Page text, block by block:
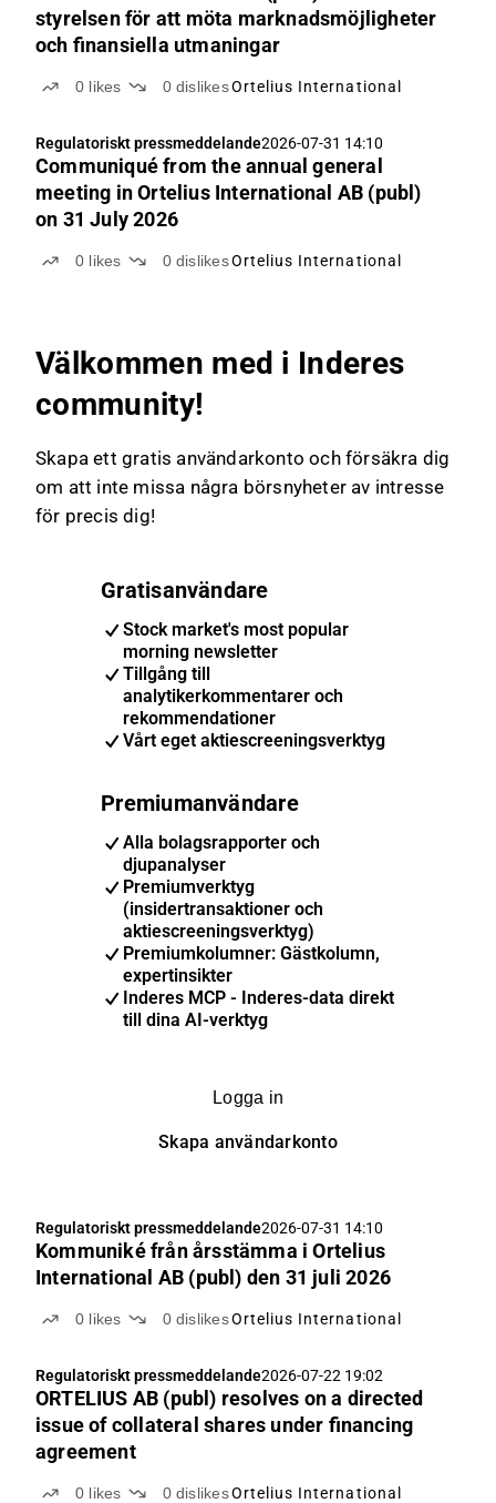
styrelsen för att möta marknadsmöjligheter
och finansiella utmaningar
0 likes 0 dislikesOrtelius International
Regulatoriskt pressmeddelande2026-07-31 14:10
Communiqué from the annual general
meeting in Ortelius International AB (publ)
on 31 July 2026
0 likes 0 dislikesOrtelius International
Välkommen med i Inderes
community!
Skapa ett gratis användarkonto och försäkra dig
om att inte missa några börsnyheter av intresse
för precis dig!
Gratisanvändare
Stock market's most popular
morning newsletter
Tillgång till
analytikerkommentarer och
rekommendationer
Vårt eget aktiescreeningsverktyg
Premiumanvändare
Alla bolagsrapporter och
djupanalyser
Premiumverktyg
(insidertransaktioner och
aktiescreeningsverktyg)
Premiumkolumner: Gästkolumn,
expertinsikter
Inderes MCP - Inderes-data direkt
till dina AI-verktyg
Logga in
Skapa användarkonto
Regulatoriskt pressmeddelande2026-07-31 14:10
Kommuniké från årsstämma i Ortelius
International AB (publ) den 31 juli 2026
0 likes 0 dislikesOrtelius International
Regulatoriskt pressmeddelande2026-07-22 19:02
ORTELIUS AB (publ) resolves on a directed
issue of collateral shares under financing
agreement
0 likes 0 dislikesOrtelius International